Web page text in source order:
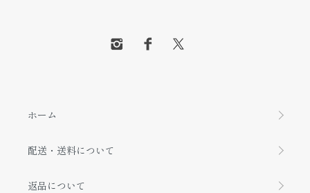
ホーム
配送・送料について
返品について